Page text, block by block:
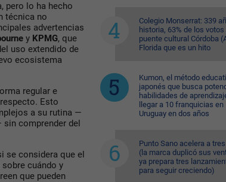
pero lo ha hecho
técnica no
advertencias
y KPMG, que
uso extendido de
ecosistema
regular e
Esto
a su rutina —
comprender del
se considera que el
cuándo y
que pueden
Colegio Monserrat: 339
historia, 63% de los votos
puente cultural Córdoba
Florida que es un hito
Kumon, el método
japonés que busca
habilidades de
llegar a 10 franquicias en
Uruguay en dos años
Punto Sano acelera a
(la marca duplicó sus
ya prepara tres
para seguir creciendo)